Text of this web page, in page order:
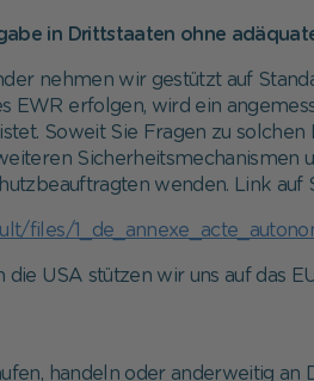
in Drittstaaten ohne
nehmen wir gestützt auf
EWR erfolgen, wird ein
Soweit Sie Fragen zu
wenden. Link auf
files/
USA stützen wir uns auf das
handeln oder anderweitig